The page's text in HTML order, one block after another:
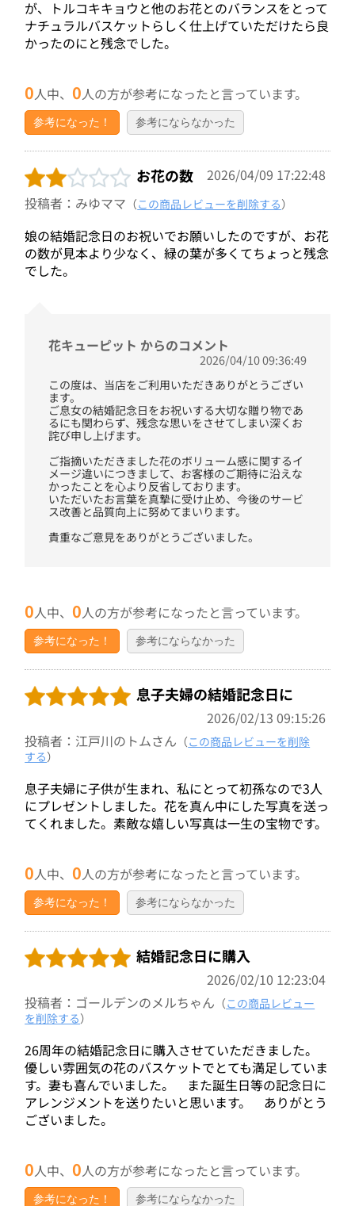
が、トルコキキョウと他のお花とのバランスをとって
ナチュラルバスケットらしく仕上げていただけたら良
かったのにと残念でした。
0人中、0人の方が参考になったと言っています。
参考になった！ 参考にならなかった
お花の数
2026/04/09 17:22:48
投稿者：みゆママ （この商品レビューを削除する）
娘の結婚記念日のお祝いでお願いしたのですが、お花
の数が見本より少なく、緑の葉が多くてちょっと残念
でした。
花キューピット からのコメント
2026/04/10 09:36:49
この度は、当店をご利用いただきありがとうござい
ます。
ご息女の結婚記念日をお祝いする大切な贈り物であ
るにも関わらず、残念な思いをさせてしまい深くお
詫び申し上げます。
ご指摘いただきました花のボリューム感に関するイ
メージ違いにつきまして、お客様のご期待に沿えな
かったことを心より反省しております。
いただいたお言葉を真摯に受け止め、今後のサービ
ス改善と品質向上に努めてまいります。
貴重なご意見をありがとうございました。
0人中、0人の方が参考になったと言っています。
参考になった！ 参考にならなかった
息子夫婦の結婚記念日に
2026/02/13 09:15:26
投稿者：江戸川のトムさん （この商品レビューを削除
する）
息子夫婦に子供が生まれ、私にとって初孫なので3人
にプレゼントしました。花を真ん中にした写真を送っ
てくれました。素敵な嬉しい写真は一生の宝物です。
0人中、0人の方が参考になったと言っています。
参考になった！ 参考にならなかった
結婚記念日に購入
2026/02/10 12:23:04
投稿者：ゴールデンのメルちゃん （この商品レビュー
を削除する）
26周年の結婚記念日に購入させていただきました。
優しい雰囲気の花のバスケットでとても満足していま
す。妻も喜んでいました。 また誕生日等の記念日に
アレンジメントを送りたいと思います。 ありがとう
ございました。
0人中、0人の方が参考になったと言っています。
参考になった！ 参考にならなかった